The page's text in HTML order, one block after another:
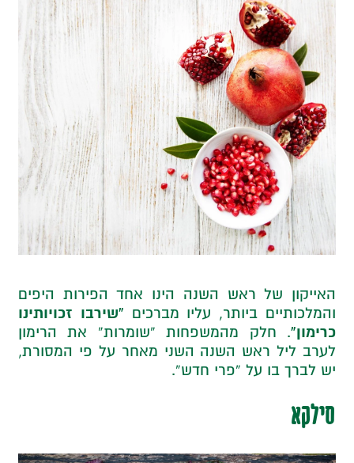
האייקון של ראש השנה הינו אחד הפירות היפים
והמלכותיים ביותר, עליו מברכים “שירבו זכויותינו
כרימון”. חלק מהמשפחות “שומרות” את הרימון
לערב ליל ראש השנה השני מאחר על פי המסורת,
יש לברך בו על “פרי חדש”.
סילקא